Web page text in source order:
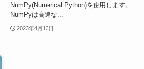
NumPy(Numerical Python)を使用します。
NumPyは高速な...
2023年4月13日